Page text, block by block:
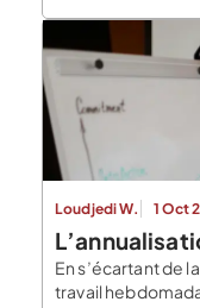
Loudjedi W. 1 Oct
En s’écartant de
travail